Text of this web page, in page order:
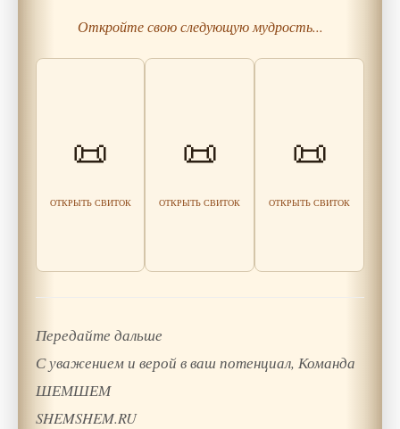
Откройте свою следующую мудрость...
📜
ОТКРЫТЬ СВИТОК
Песке 📜
ОТКРЫТЬ СВИТОК
чужие ловушки 📜
ОТКРЫТЬ СВИТОК
мысли
формируют
Читать
Передайте дальше
С уважением и верой в ваш потенциал, Команда
ШЕМШЕМ
SHEMSHEM.RU